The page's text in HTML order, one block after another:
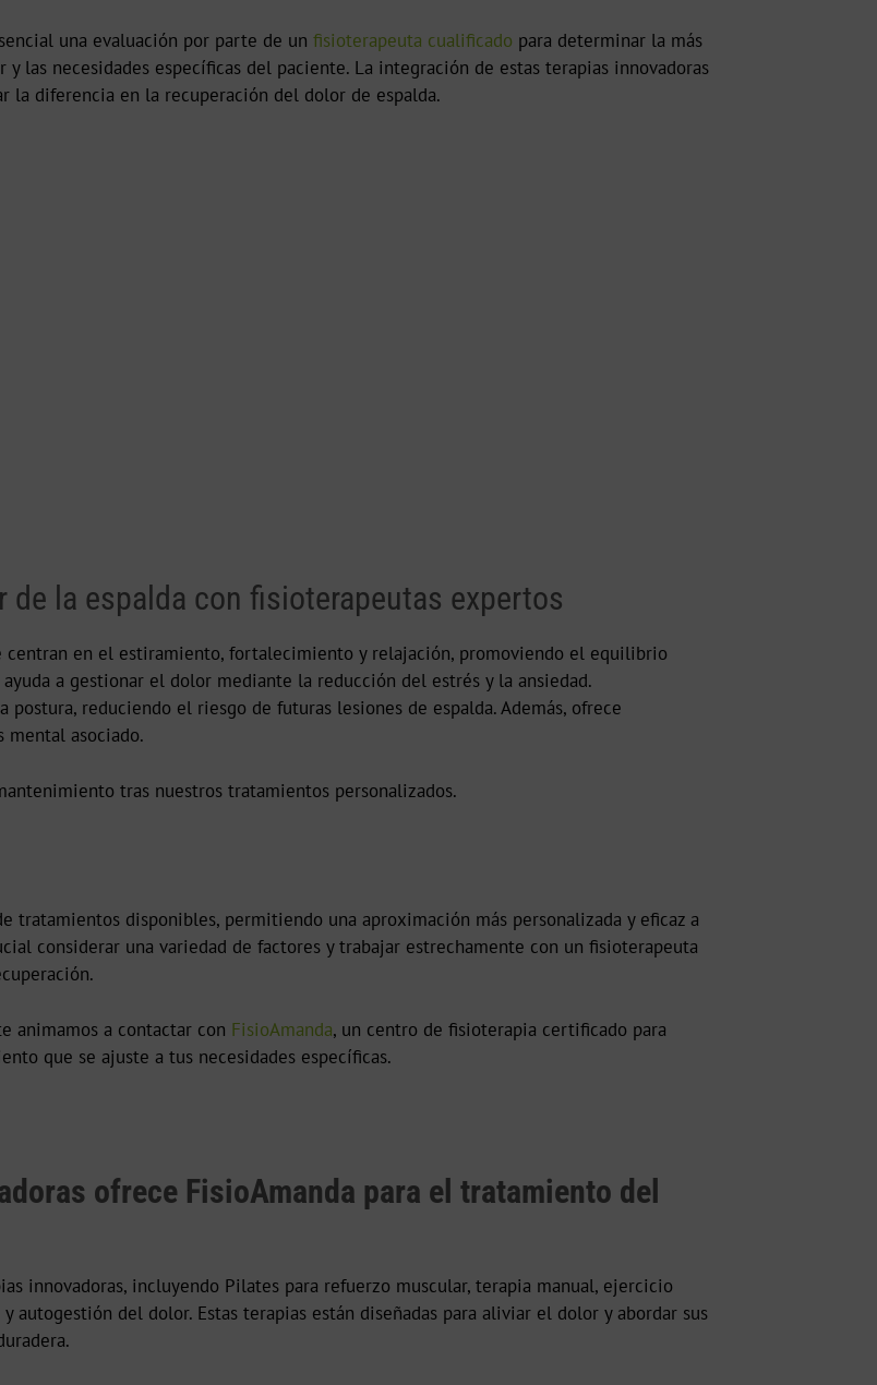
una evaluación por parte de un fisioterapeuta cualificado para determinar la más
las necesidades específicas del paciente. La integración de estas terapias innovadoras
la diferencia en la recuperación del dolor de espalda.
la espalda con fisioterapeutas expertos
centran en el estiramiento, fortalecimiento y relajación, promoviendo el equilibrio
a gestionar el dolor mediante la reducción del estrés y la ansiedad.
reduciendo el riesgo de futuras lesiones de espalda. Además, ofrece
mental asociado.
tras nuestros tratamientos personalizados.
tratamientos disponibles, permitiendo una aproximación más personalizada y eficaz a
considerar una variedad de factores y trabajar estrechamente con un fisioterapeuta
animamos a contactar con FisioAmanda, un centro de fisioterapia certificado para
que se ajuste a tus necesidades específicas.
ofrece FisioAmanda para el tratamiento del
innovadoras, incluyendo Pilates para refuerzo muscular, terapia manual, ejercicio
autogestión del dolor. Estas terapias están diseñadas para aliviar el dolor y abordar sus